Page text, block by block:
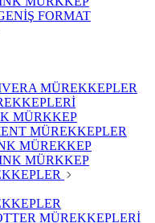
FORMAT
MÜREKKEPLER
MÜRKKEP
MÜREKKEPLER
MÜREKKEP
MÜRKKEP
MÜREKKEPLERİ